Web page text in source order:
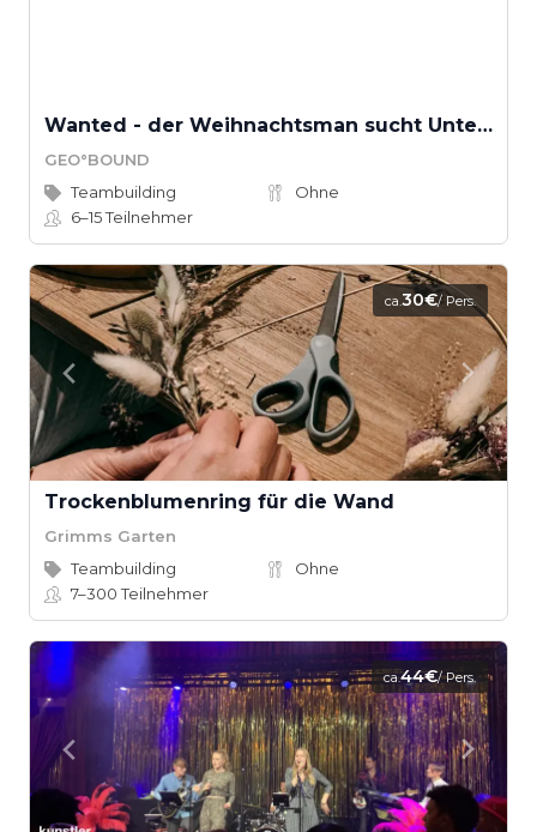
Wanted - der Weihnachtsman sucht Unterstützung
GEO°BOUND
Teambuilding
Ohne
6–15Teilnehmer
ca.30€/ Pers.
Trockenblumenring für die Wand
Grimms Garten
Teambuilding
Ohne
7–300Teilnehmer
ca.44€/ Pers.